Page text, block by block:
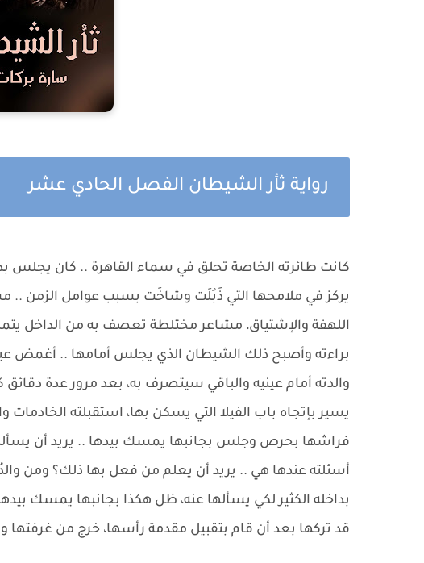
رواية ثأر الشيطان الفصل الحادي عشر
كانت طائرته الخاصة تحلق في سماء القاهرة .. كان يجلس
يركز في ملامحها التي ذَبُلَت وشاخَت بسبب عوامل الزمن ..
اللهفة والإشتياق، مشاعر مختلطة تعصف به من الداخل
براءته وأصبح ذلك الشيطان الذي يجلس أمامها .. أغمض
والدته أمام عينيه والباقي سيتصرف به، بعد مرور عدة
يسير بإتجاه باب الفيلا التي يسكن بها، استقبلته
فراشها بحرص وجلس بجانبها يمسك بيدها .. يريد أن يسألها
أسئلته عندها هي .. يريد أن يعلم من فعل بها ذلك؟ ومن
بداخله الكثير لكي يسألها عنه، ظل هكذا بجانبها يمسك
قد تركها بعد أن قام بتقبيل مقدمة رأسها، خرج من غرفتها